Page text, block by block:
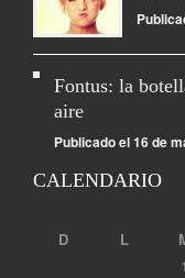
Fontus: la
aire
Publicado el 16 de
CALENDARIO
D
L
1